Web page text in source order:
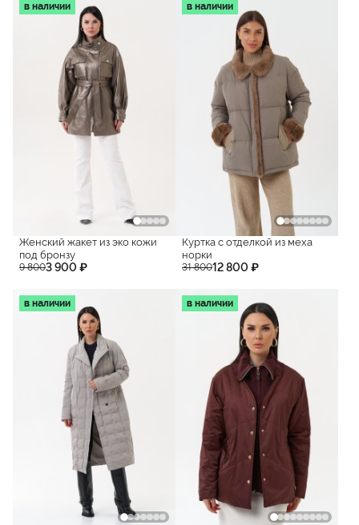
в наличии
Женский жакет из эко кожи
под бронзу
9 8003 900 ₽
в наличии
Куртка с отделкой из меха
норки
31 80012 800 ₽
в наличии в наличии